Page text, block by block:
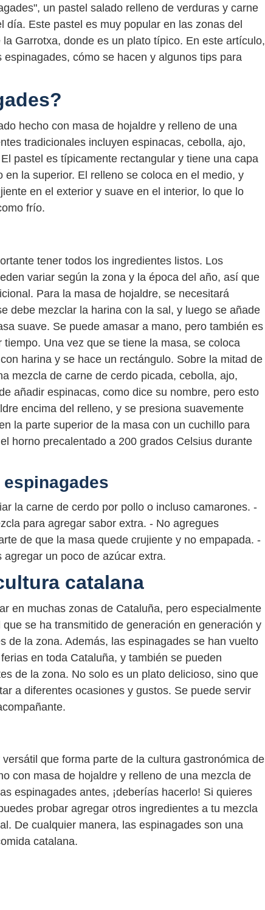
un pastel salado relleno de verduras y carne
Este pastel es muy popular en las zonas del
Garrotxa, donde es un plato típico. En este artículo,
cómo se hacen y algunos tips para
hecho con masa de hojaldre y relleno de una
tradicionales incluyen espinacas, cebolla, ajo,
pastel es típicamente rectangular y tiene una capa
la superior. El relleno se coloca en el medio, y
en el exterior y suave en el interior, lo que lo
frío.
tener todos los ingredientes listos. Los
variar según la zona y la época del año, así que
Para la masa de hojaldre, se necesitará
debe mezclar la harina con la sal, y luego se añade
suave. Se puede amasar a mano, pero también es
Una vez que se tiene la masa, se coloca
harina y se hace un rectángulo. Sobre la mitad de
mezcla de carne de cerdo picada, cebolla, ajo,
añadir espinacas, como dice su nombre, pero esto
encima del relleno, y se presiona suavemente
la parte superior de la masa con un cuchillo para
horno precalentado a 200 grados Celsius durante
la carne de cerdo por pollo o incluso camarones. -
para agregar sabor extra. - No agregues
de que la masa quede crujiente y no empapada. -
un poco de azúcar extra.
catalana
en muchas zonas de Cataluña, pero especialmente
se ha transmitido de generación en generación y
de la zona. Además, las espinagades se han vuelto
en toda Cataluña, y también se pueden
de la zona. No solo es un plato delicioso, sino que
a diferentes ocasiones y gustos. Se puede servir
que forma parte de la cultura gastronómica de
con masa de hojaldre y relleno de una mezcla de
espinagades antes, ¡deberías hacerlo! Si quieres
probar agregar otros ingredientes a tu mezcla
De cualquier manera, las espinagades son una
catalana.